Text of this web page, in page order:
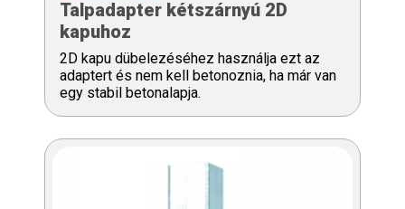
Talpadapter kétszárnyú 2D
kapuhoz
2D kapu dübelezéséhez használja ezt az
adaptert és nem kell betonoznia, ha már van
egy stabil betonalapja.